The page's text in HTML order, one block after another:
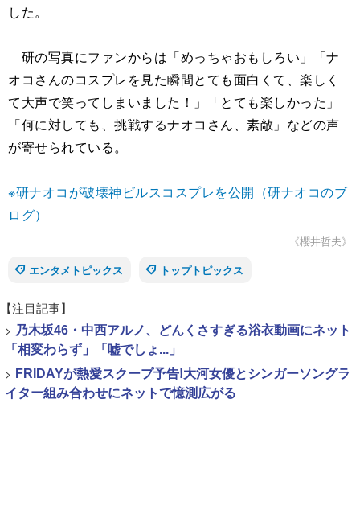
した。
研の写真にファンからは「めっちゃおもしろい」「ナ
オコさんのコスプレを見た瞬間とても面白くて、楽しく
て大声で笑ってしまいました！」「とても楽しかった」
「何に対しても、挑戦するナオコさん、素敵」などの声
が寄せられている。
※研ナオコが破壊神ビルスコスプレを公開（研ナオコのブ
ログ）
《櫻井哲夫》
エンタメトピックス
トップトピックス
【注目記事】
> 乃木坂46・中西アルノ、どんくさすぎる浴衣動画にネット
「相変わらず」「嘘でしょ...」
> FRIDAYが熱愛スクープ予告!大河女優とシンガーソングラ
イター組み合わせにネットで憶測広がる